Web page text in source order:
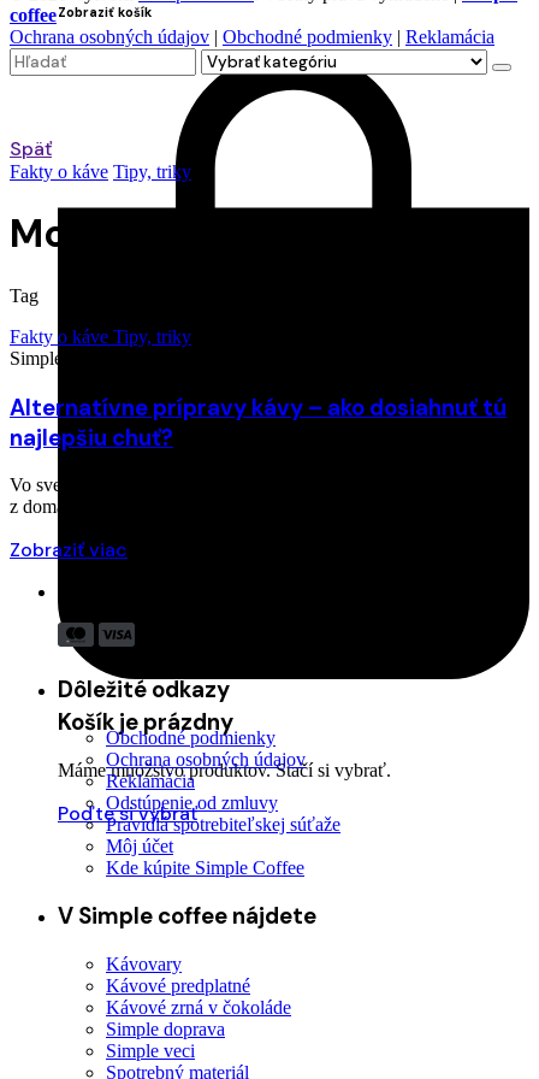
Zobraziť košík
Košík je prázdny
Máme množstvo produktov. Stačí si vybrať.
Poďte si vybrať
coffee
Ochrana osobných údajov | Obchodné podmienky | Reklamácia
Search
for
Späť
Fakty o káve Tipy, triky
Moka express
Tag
Fakty o káve Tipy, triky
Simple coffee
Alternatívne prípravy kávy – ako dosiahnuť tú
najlepšiu chuť?
Vo svete sa najčastejšie pripravuje káva metódami, ktoré poznáme
z domácností či kaviarní aj my….
Zobraziť viac
Dôležité odkazy
Obchodné podmienky
Ochrana osobných údajov
Reklamácia
Odstúpenie od zmluvy
Pravidlá spotrebiteľskej súťaže
Môj účet
Kde kúpite Simple Coffee
V Simple coffee nájdete
Kávovary
Kávové predplatné
Kávové zrná v čokoláde
Simple doprava
Simple veci
Spotrebný materiál